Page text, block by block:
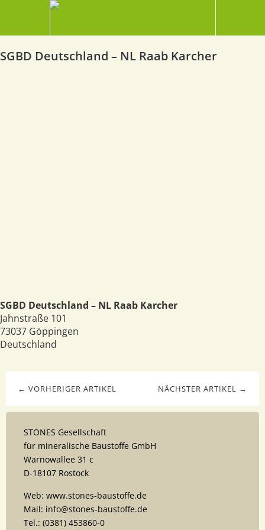
SGBD Deutschland – NL Raab Karcher
SGBD Deutschland – NL Raab Karcher
Jahnstraße 101
73037 Göppingen
Deutschland
NÄCHSTER ARTIKEL →
← VORHERIGER ARTIKEL
STONES Gesellschaft
für mineralische Baustoffe GmbH
Warnowallee 31 c
D-18107 Rostock
Web: www.stones-baustoffe.de
Mail: info@stones-baustoffe.de
Tel.: (0381) 453860-0